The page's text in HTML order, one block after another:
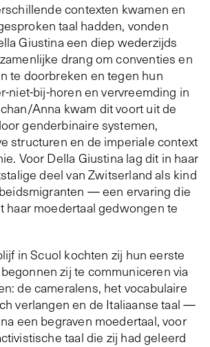
contexten kwamen en
taal hadden, vonden
Giustina een diep wederzijds
drang om conventies en
te doorbreken en tegen hun
niet-bij-horen en vervreemding in
Anna kwam dit voort uit de
genderbinaire systemen,
structuren en de imperiale context
Voor Della Giustina lag dit in haar
deel van Zwitserland als kind
— een ervaring die
haar moedertaal gedwongen te
in Scuol kochten zij hun eerste
zij te communiceren via
de cameralens, het vocabulaire
verlangen en de Italiaanse taal —
een begraven moedertaal, voor
taal die zij had geleerd